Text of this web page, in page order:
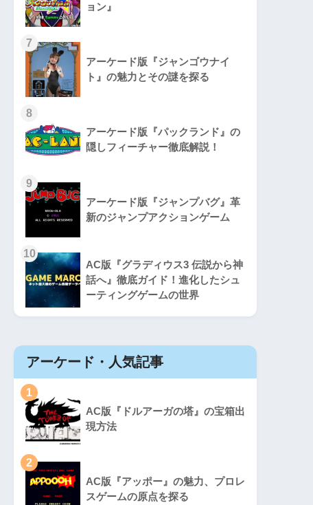
ョン』
7
アーケード版『ジャンゴウナイ
ト』の魅力とその謎を探る
8
アーケード版『パックランド』の
隠しフィーチャー徹底解説！
9
アーケード版『ジャンプバグ』革
新のジャンプアクションゲーム
10
AC版『グラディウス3 伝説から神
話へ』徹底ガイド！進化したシュ
ーティングゲームの世界
アーケード・人気記事
1
AC版『ドルアーガの塔』の宝箱出
現方法
2
AC版『アッポー』の魅力、プロレ
スゲームの原点を探る